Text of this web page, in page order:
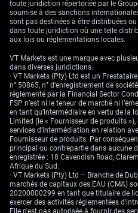
Niveau
161,81
161,54
161,43
161,23
161,22
toute juridiction répertoriée par le
soumise à des sanctions
sont pas destinées à être distribuées
dans toute juridiction où une telle
aux lois ou réglementations locales.
VT Markets est une marque avec
dans diverses juridictions.
· VT Markets (Pty) Ltd est un
n° 50865, n° d’enregistrement de
réglementé par la Financial Sector
FSP n’est ni le teneur de marché ni
en tant qu’intermédiaire en vertu de la
Limited (le « Fournisseur de produits
services d’intermédiation en relation
Fournisseur de produits. Par
principal ou contrepartie dans aucune
enregistrée : 18 Cavendish Road,
Afrique du Sud.
· VT Markets (Pty) Ltd – Branche de
marchés de capitaux des EAU (CMA)
20200000299 en tant que titulaire de
exercer des activités réglementées